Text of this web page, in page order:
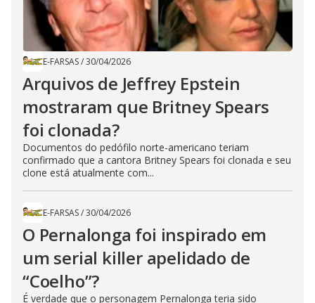
E-FARSAS/30/04/2026
Arquivos de Jeffrey Epstein
mostraram que Britney Spears
foi clonada?
Documentos do pedófilo norte-americano teriam
confirmado que a cantora Britney Spears foi clonada e seu
clone está atualmente com...
E-FARSAS/30/04/2026
O Pernalonga foi inspirado em
um serial killer apelidado de
“Coelho”?
É verdade que o personagem Pernalonga teria sido